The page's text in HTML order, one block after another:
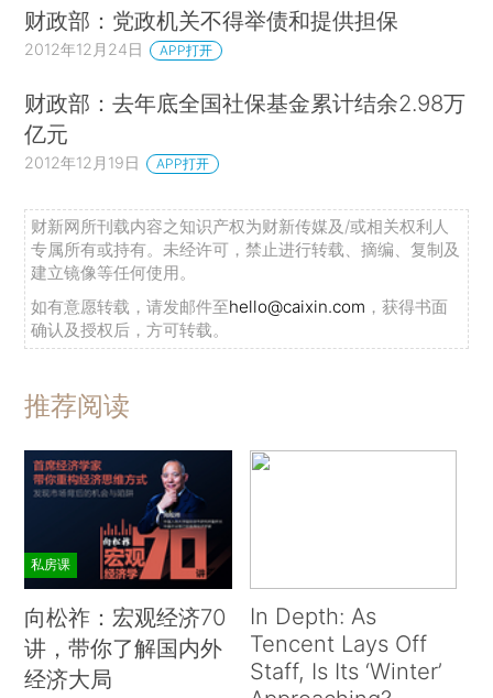
财政部：党政机关不得举债和提供担保
2012年12月24日 APP打开
财政部：去年底全国社保基金累计结余2.98万
亿元
2012年12月19日 APP打开
财新网所刊载内容之知识产权为财新传媒及/或相关权利人
专属所有或持有。未经许可，禁止进行转载、摘编、复制及
建立镜像等任何使用。
如有意愿转载，请发邮件至hello@caixin.com ，获得书面
确认及授权后，方可转载。
推荐阅读
私房课
向松祚：宏观经济70
讲，带你了解国内外
经济大局
In Depth: As
Tencent Lays Off
Staff, Is Its ‘Winter’